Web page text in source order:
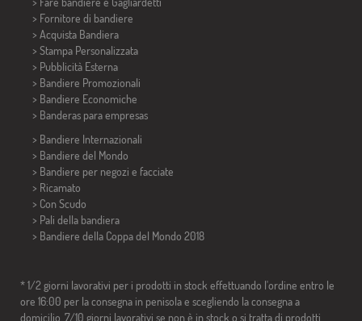
> Fornitore di bandiere
> Acquista Bandiera
> Stampa Personalizzata
> Pubblicità Esterna
> Bandiere Promozionali
> Bandiere Economiche
> Banderas para empresas
> Bandiere Internazionali
> Bandiere del Mondo
> Bandiere per negozi e facciate
> Ricamato
> Con Scudo
> Pali della bandiera
> Bandiere della Coppa del Mondo 2018
* 1/2 giorni lavorativi per i prodotti in stock effettuando l'ordine entro le
ore 16:00 per la consegna in penisola e scegliendo la consegna a
domicilio. 7/10 giorni lavorativi se non è in stock o si tratta di prodotti